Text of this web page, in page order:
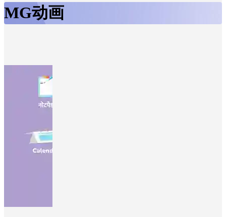
MG动画